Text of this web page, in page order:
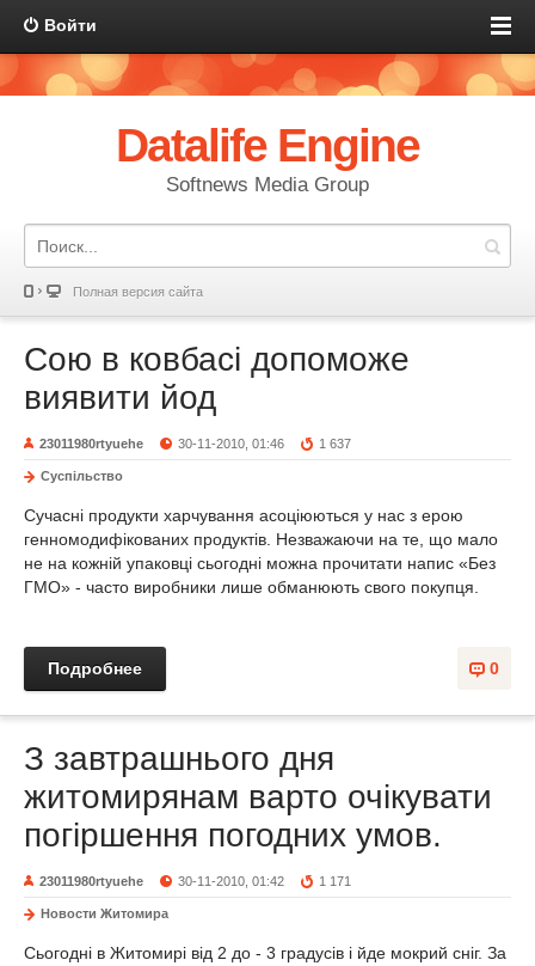
Войти
Datalife Engine
Softnews Media Group
Полная версия сайта
Сою в ковбасі допоможе
виявити йод
23011980rtyuehe 30-11-2010, 01:46 1 637
Суспільство
Сучасні продукти харчування асоціюються у нас з ерою
генномодифікованих продуктів. Незважаючи на те, що мало
не на кожній упаковці сьогодні можна прочитати напис «Без
ГМО» - часто виробники лише обманюють свого покупця.
0
Подробнее
З завтрашнього дня
житомирянам варто очікувати
погіршення погодних умов.
23011980rtyuehe 30-11-2010, 01:42 1 171
Новости Житомира
Сьогодні в Житомирі від 2 до - 3 градусів і йде мокрий сніг. За